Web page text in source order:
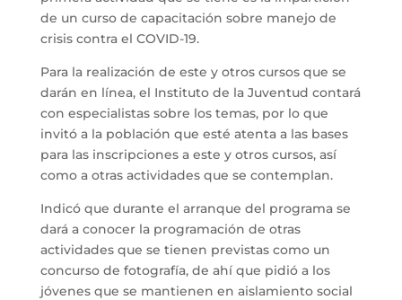
de un curso de capacitación sobre manejo de
crisis contra el COVID-19.
Para la realización de este y otros cursos que se
darán en línea, el Instituto de la Juventud contará
con especialistas sobre los temas, por lo que
invitó a la población que esté atenta a las bases
para las inscripciones a este y otros cursos, así
como a otras actividades que se contemplan.
Indicó que durante el arranque del programa se
dará a conocer la programación de otras
actividades que se tienen previstas como un
concurso de fotografía, de ahí que pidió a los
jóvenes que se mantienen en aislamiento social